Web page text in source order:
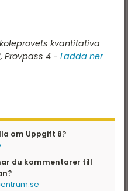
kvantitativa
Provpass 4 - Ladda ner
om Uppgift 8?
du kommentarer till